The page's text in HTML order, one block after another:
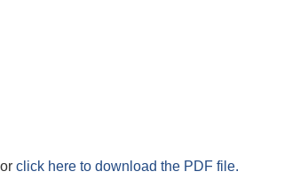
or click here to download the PDF file.